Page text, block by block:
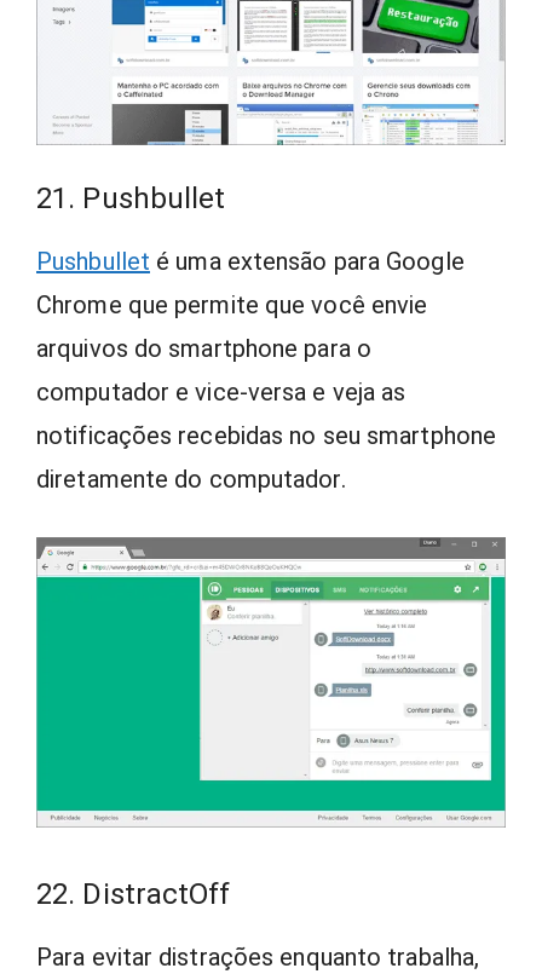
21. Pushbullet
Pushbullet é uma extensão para Google
Chrome que permite que você envie
arquivos do smartphone para o
computador e vice-versa e veja as
notificações recebidas no seu smartphone
diretamente do computador.
22. DistractOff
Para evitar distrações enquanto trabalha,